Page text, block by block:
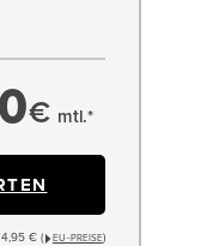
0€ mtl.*
€ ( EU−PREISE)